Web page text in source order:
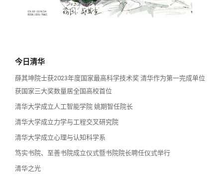
今日清华
薛其坤院士获2023年度国家最高科学技术奖 清华作为第一完成单位
获国家三大奖数量居全国高校首位
清华大学成立人工智能学院 姚期智任院长
清华大学成立力学与工程交叉研究院
清华大学成立心理与认知科学系
笃实书院、至善书院成立仪式暨书院院长聘任仪式举行
清华之光